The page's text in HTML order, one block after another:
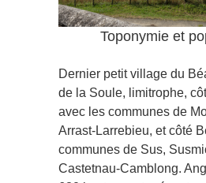
Toponymie et
Dernier petit village du
de la Soule, limitrophe,
avec les communes de
Arrast-Larrebieu, et côté
communes de Sus,
Castetnau-Camblong.